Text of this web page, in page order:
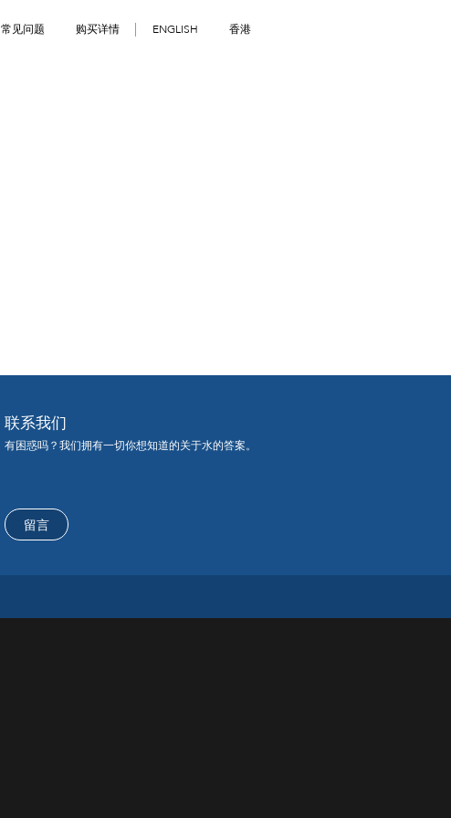
常见问题 购买详情 ENGLISH 香港
联系我们
有困惑吗？我们拥有一切你想知道的关于水的答案。
留言